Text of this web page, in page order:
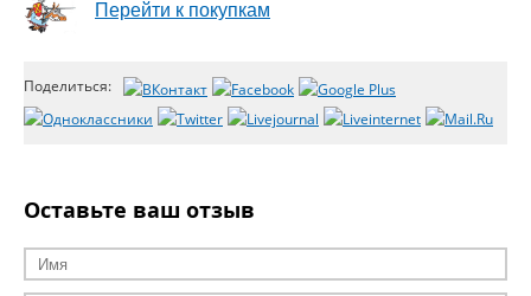
Перейти к покупкам
Поделиться:
Оставьте ваш отзыв